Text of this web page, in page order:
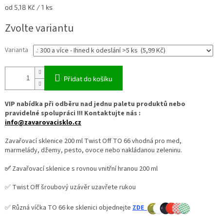
Měrná
od 5,18 Kč / 1 ks
Zvolte variantu
Varianta
Přidat do košíku
VIP nabídka při odběru nad jednu paletu produktů nebo
pravidelné spolupráci !!! Kontaktujte nás :
info@zavarovacisklo.cz
Zavařovací sklenice 200 ml Twist Off TO 66 vhodná pro med,
marmelády, džemy, pesto, ovoce nebo nakládanou zeleninu.
✅ Zavařovací sklenice s rovnou vnitřní hranou 200 ml
✅ Twist Off šroubový uzávěr uzavřete rukou
✅ Různá víčka TO 66 ke sklenici objednejte ZDE